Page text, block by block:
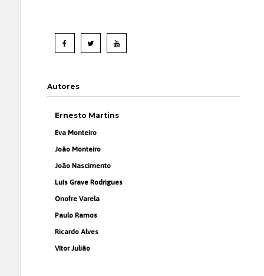
Autores
Ernesto Martins
Eva Monteiro
João Monteiro
João Nascimento
Luís Grave Rodrigues
Onofre Varela
Paulo Ramos
Ricardo Alves
Vítor Julião